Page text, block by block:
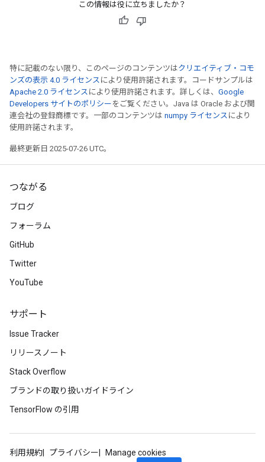
この情報は役に立ちましたか？
特に記載のない限り、このページのコンテンツはクリエイティブ・コモ
ンズの表示 4.0 ライセンス により使用許諾されます。コードサンプルは
Apache 2.0 ライセンス により使用許諾されます。詳しくは、 Google
Developers サイトのポリシー をご覧ください。Java は Oracle および関
連会社の登録商標です。一部のコンテンツは numpy ライセンス により
使用許諾されます。
最終更新日 2025-07-26 UTC。
つながる
ブログ
フォーラム
GitHub
Twitter
YouTube
サポート
Issue Tracker
リリースノート
Stack Overflow
ブランドの取り扱いガイドライン
TensorFlow の引用
利用規約 プライバシー
Manage cookies